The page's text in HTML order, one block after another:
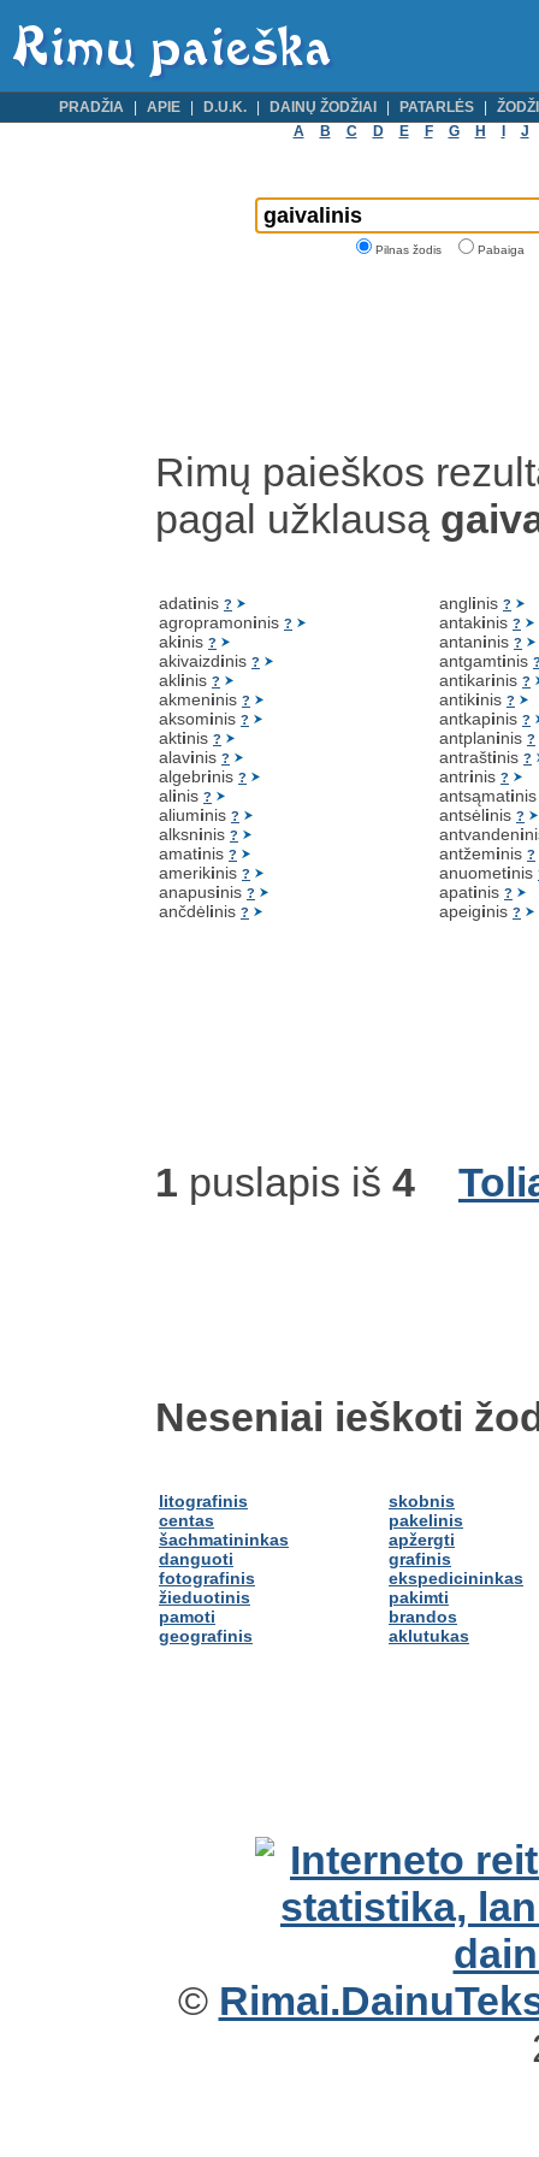
PRADŽIA APIE D.U.K. DAINŲ ŽODŽIAI PATARLĖS
A
B C D E F G H J
Pilnas žodis Pabaiga
Rimų paieškos
pagal užklausą
adatinis ?
agropramoninis ?
akinis ?
akivaizdinis ?
aklinis ?
akmeninis ?
aksominis ?
aktinis ?
alavinis ?
algebrinis ?
alinis ?
aliuminis ?
alksninis ?
amatinis ?
amerikinis ?
anapusinis ?
ančdėlinis ?
anglinis ?
antakinis ?
antaninis ?
antgamtinis
antikarinis ?
antikinis ?
antkapinis ?
antplaninis ?
antraštinis ?
antrinis ?
antsąmati
antsėlinis ?
antvandeni
antžeminis ?
anuometinis
apatinis ?
apeiginis ?
1 puslapis iš 4
Neseniai ieškoti
litografinis
centas
šachmatininkas
danguoti
fotografinis
žieduotinis
pamoti
geografinis
skobnis
pakelinis
apžergti
grafinis
ekspedicininkas
pakimti
brandos
aklutukas
©